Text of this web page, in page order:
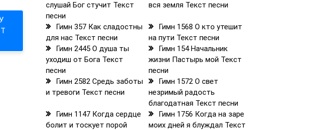
слушай Бог стучит Текст
песни
вся земля Текст песни
Гимн 357 Как сладостны
для нас Текст песни
Гимн 1568 О кто утешит
на пути Текст песни
Гимн 2445 О душа ты
уходиш от Бога Текст
песни
Гимн 154 Начальник
жизни Пастырь мой Текст
песни
Гимн 2582 Средь заботы
и тревоги Текст песни
Гимн 1572 О свет
незримый радость
благодатная Текст песни
Гимн 1147 Когда сердце
болит и тоскует порой
Гимн 1756 Когда на заре
моих дней я блуждал Текст